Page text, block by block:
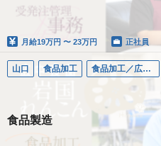
月給19万円 〜 23万円 正社員
山口 食品加工 食品加工／広中食品
食品製造